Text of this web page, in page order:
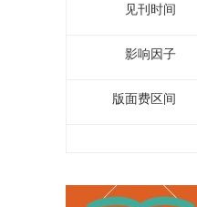
见刊时间
影响因子
版面费区间